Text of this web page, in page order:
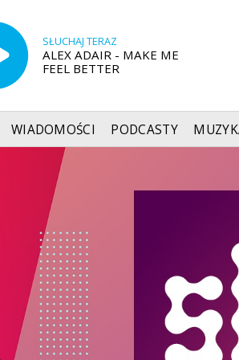
SŁUCHAJ TERAZ
ALEX ADAIR - MAKE ME
FEEL BETTER
WIADOMOŚCI PODCASTY